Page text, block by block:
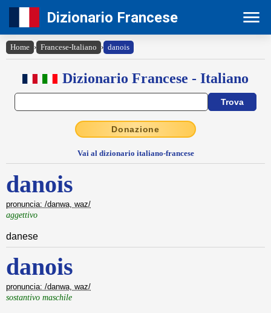
Dizionario Francese
Home › Francese-Italiano › danois
Dizionario Francese - Italiano
Donazione
Vai al dizionario italiano-francese
danois
pronuncia: /danwa, waz/
aggettivo
danese
danois
pronuncia: /danwa, waz/
sostantivo maschile